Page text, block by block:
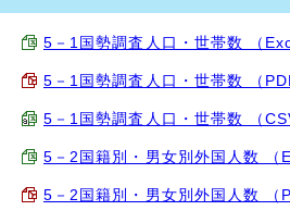
5－1国勢調査人口・世帯数 （
5－1国勢調査人口・世帯数 （
5－1国勢調査人口・世帯数 （
5－2国籍別・男女別外国人数 （
5－2国籍別・男女別外国人数 （